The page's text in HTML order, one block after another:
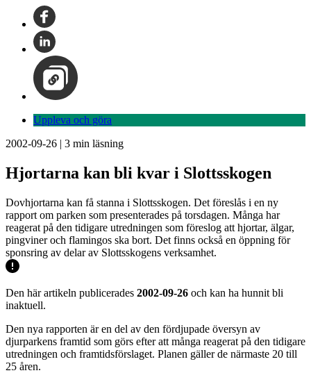
Uppleva och göra
2002-09-26 | 3 min läsning
Hjortarna kan bli kvar i Slottsskogen
Dovhjortarna kan få stanna i Slottsskogen. Det föreslås i en ny
rapport om parken som presenterades på torsdagen. Många har
reagerat på den tidigare utredningen som föreslog att hjortar, älgar,
pingviner och flamingos ska bort. Det finns också en öppning för
sponsring av delar av Slottsskogens verksamhet.
Den här artikeln publicerades 2002-09-26 och kan ha hunnit bli
inaktuell.
Den nya rapporten är en del av den fördjupade översyn av
djurparkens framtid som görs efter att många reagerat på den tidigare
utredningen och framtidsförslaget. Planen gäller de närmaste 20 till
25 åren.